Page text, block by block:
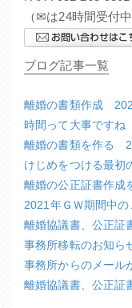
（✉は24時間受付中
ブログ記事一覧
離婚の書類作成
時間って大事ですね
離婚の書類を作る
けじめをつける最
離婚の公正証書作成
2021年ＧＷ期間中
離婚協議書、公正証
事務所移転のお知
事務所からのメール
離婚協議書、公正証